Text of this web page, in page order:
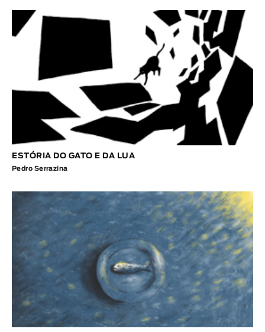
ESTÓRIA DO GATO E DA LUA
Pedro Serrazina